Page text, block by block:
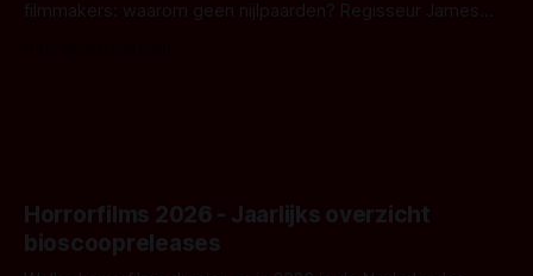
filmmakers: waarom geen nijlpaarden? Regisseur James
Horrorfilms 2026 - Jaarlijks overzicht
bioscoopreleases